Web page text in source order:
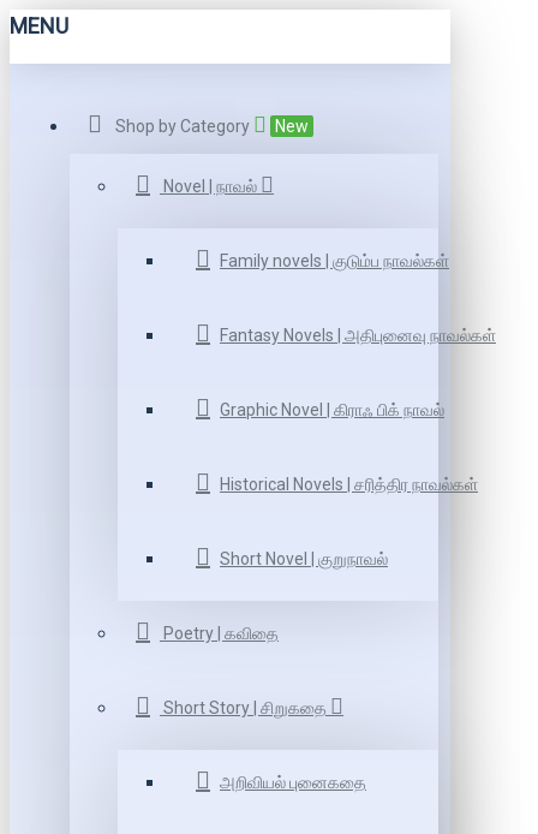
MENU
Shop by Category New
Novel | நாவல்
Family novels | குடும்ப நாவல்கள்
Fantasy Novels | அதிபுனைவு நாவல்கள்
Graphic Novel | கிராஃ பிக் நாவல்
Historical Novels | சரித்திர நாவல்கள்
Short Novel | குறுநாவல்
Poetry | கவிதை
Short Story | சிறுகதை
அறிவியல் புனைகதை